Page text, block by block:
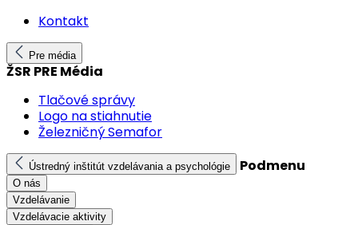
Kontakt
Pre média
ŽSR PRE Média
Tlačové správy
Logo na stiahnutie
Železničný Semafor
Ústredný inštitút vzdelávania a psychológie Podmenu
O nás
Vzdelávanie
Vzdelávacie aktivity